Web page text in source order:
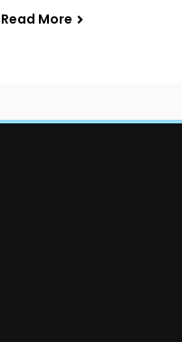
Read More